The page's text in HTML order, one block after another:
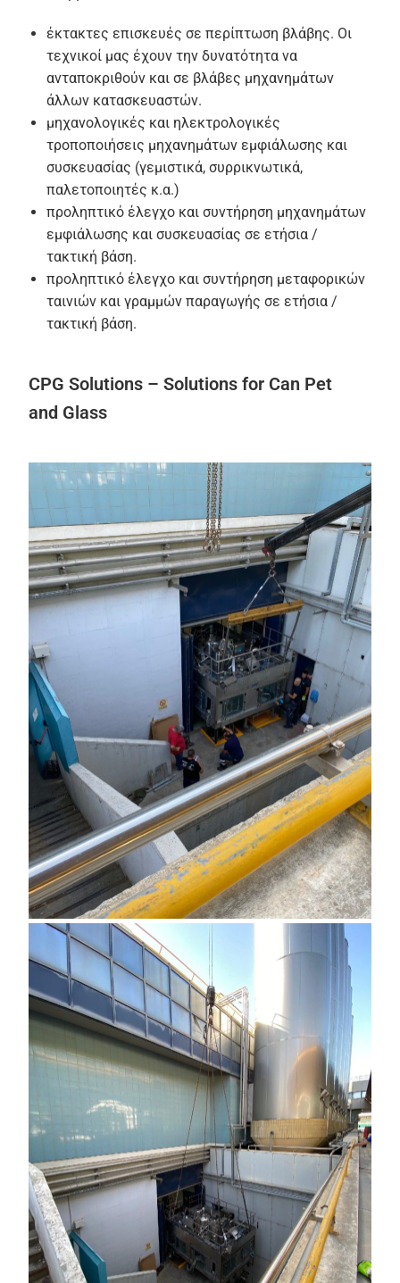
έκτακτες επισκευές σε περίπτωση βλάβης. Οι
τεχνικοί μας έχουν την δυνατότητα να
ανταποκριθούν και σε βλάβες μηχανημάτων
άλλων κατασκευαστών.
μηχανολογικές και ηλεκτρολογικές
τροποποιήσεις μηχανημάτων εμφιάλωσης και
συσκευασίας (γεμιστικά, συρρικνωτικά,
παλετοποιητές κ.α.)
προληπτικό έλεγχο και συντήρηση μηχανημάτων
εμφιάλωσης και συσκευασίας σε ετήσια /
τακτική βάση.
προληπτικό έλεγχο και συντήρηση μεταφορικών
ταινιών και γραμμών παραγωγής σε ετήσια /
τακτική βάση.
CPG Solutions – Solutions for Can Pet
and Glass